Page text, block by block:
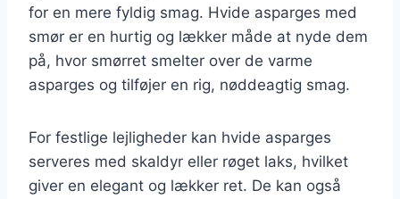
for en mere fyldig smag. Hvide asparges med
smør er en hurtig og lækker måde at nyde dem
på, hvor smørret smelter over de varme
asparges og tilføjer en rig, nøddeagtig smag.
For festlige lejligheder kan hvide asparges
serveres med skaldyr eller røget laks, hvilket
giver en elegant og lækker ret. De kan også